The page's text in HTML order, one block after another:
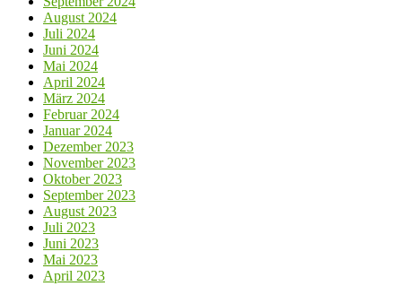
August 2024
Juli 2024
Juni 2024
Mai 2024
April 2024
März 2024
Februar 2024
Januar 2024
Dezember 2023
November 2023
Oktober 2023
September 2023
August 2023
Juli 2023
Juni 2023
Mai 2023
April 2023